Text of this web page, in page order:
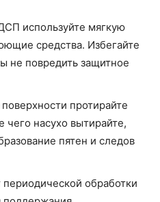
используйте мягкую
средства. Избегайте
не повредить защитное
протирайте
чего насухо вытирайте,
пятен и следов
обработки